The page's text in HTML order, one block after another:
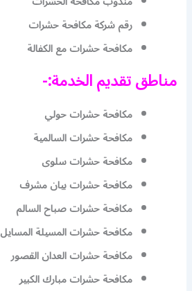
رقم شركة مكافحة حشرات
مكافحة حشرات مع الكفالة
مناطق تقديم الخدمة:-
مكافحة حشرات حولي
مكافحة حشرات السالمية
مكافحة حشرات سلوى
مكافحة حشرات بيان مشرف
مكافحة حشرات صباح السالم
مكافحة حشرات المسيلة المسايل
مكافحة حشرات العدان القصور
مكافحة حشرات مبارك الكبير